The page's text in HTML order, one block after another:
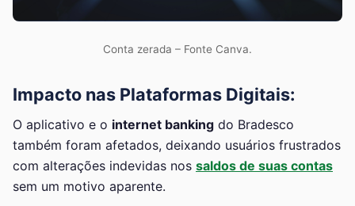
Conta zerada – Fonte Canva.
Impacto nas Plataformas Digitais:
O aplicativo e o internet banking do Bradesco
também foram afetados, deixando usuários frustrados
com alterações indevidas nos saldos de suas contas
sem um motivo aparente.